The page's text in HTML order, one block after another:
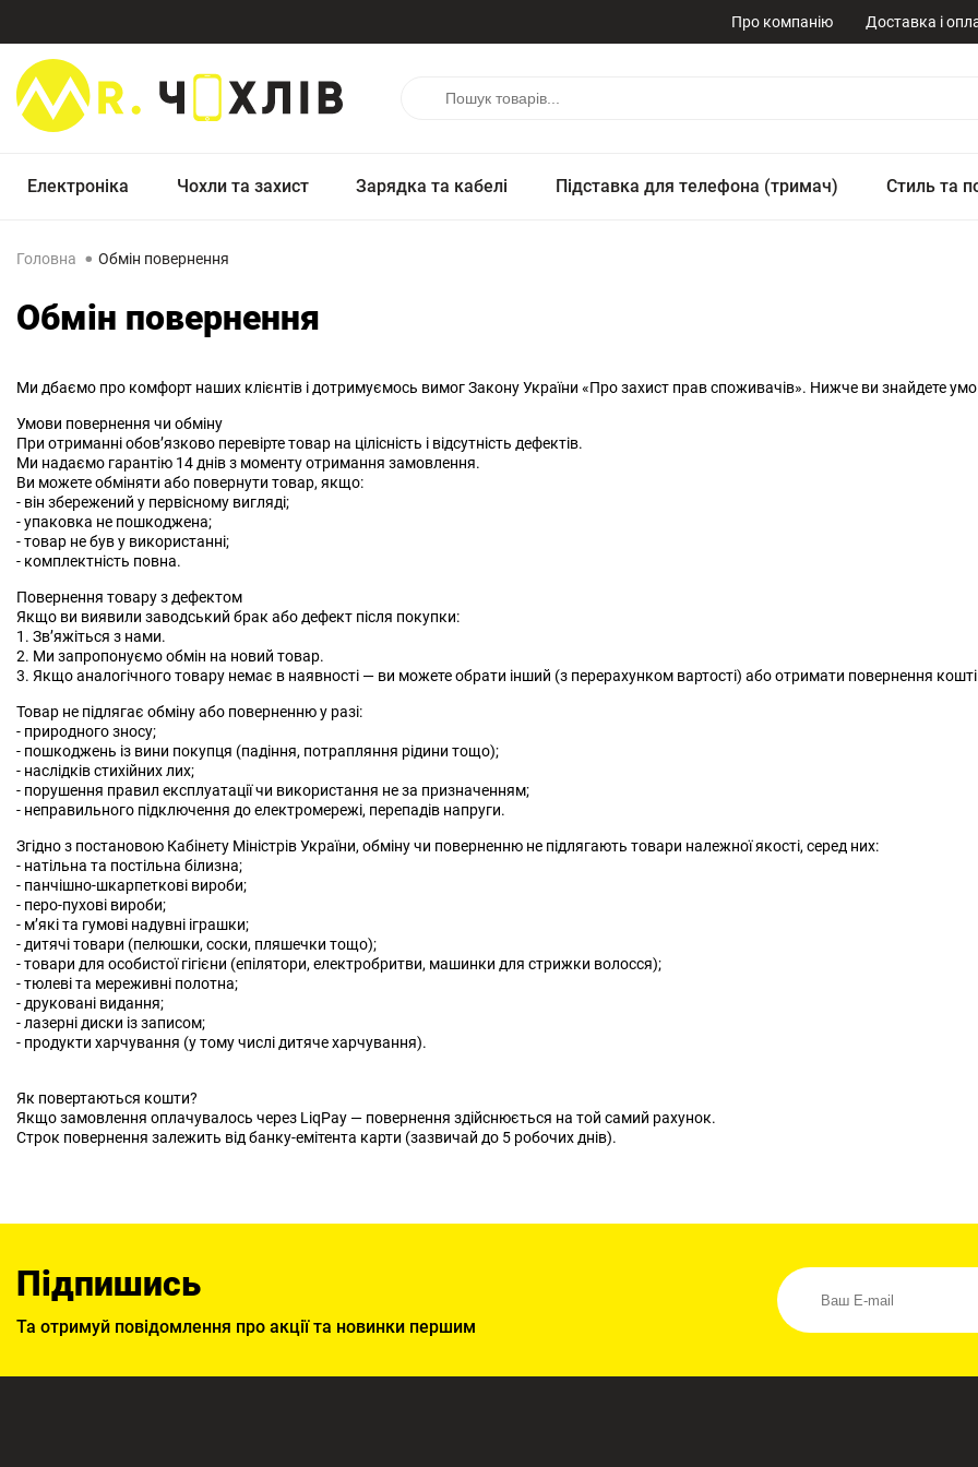
Про компанію Доставка і
Електроніка Чохли та захист Зарядка та кабелі Підставка для телефона (тримач) Стиль та
Головна Обмін повернення
Обмін повернення
Ми дбаємо про комфорт наших клієнтів і дотримуємось вимог Закону України «Про захист прав споживачів». Нижче ви знайдете
Умови повернення чи обміну
При отриманні обов’язково перевірте товар на цілісність і відсутність дефектів.
Ми надаємо гарантію 14 днів з моменту отримання замовлення.
Ви можете обміняти або повернути товар, якщо:
- він збережений у первісному вигляді;
- упаковка не пошкоджена;
- товар не був у використанні;
- комплектність повна.
Повернення товару з дефектом
Якщо ви виявили заводський брак або дефект після покупки:
1. Зв’яжіться з нами.
2. Ми запропонуємо обмін на новий товар.
3. Якщо аналогічного товару немає в наявності — ви можете обрати інший (з перерахунком вартості) або отримати повернення
Товар не підлягає обміну або поверненню у разі:
- природного зносу;
- пошкоджень із вини покупця (падіння, потрапляння рідини тощо);
- наслідків стихійних лих;
- порушення правил експлуатації чи використання не за призначенням;
- неправильного підключення до електромережі, перепадів напруги.
Згідно з постановою Кабінету Міністрів України, обміну чи поверненню не підлягають товари належної якості, серед них:
- натільна та постільна білизна;
- панчішно-шкарпеткові вироби;
- перо-пухові вироби;
- м’які та гумові надувні іграшки;
- дитячі товари (пелюшки, соски, пляшечки тощо);
- товари для особистої гігієни (епілятори, електробритви, машинки для стрижки волосся);
- тюлеві та мереживні полотна;
- друковані видання;
- лазерні диски із записом;
- продукти харчування (у тому числі дитяче харчування).
Як повертаються кошти?
Якщо замовлення оплачувалось через LiqPay — повернення здійснюється на той самий рахунок.
Строк повернення залежить від банку-емітента карти (зазвичай до 5 робочих днів).
Підпишись
Та отримуй повідомлення про акції та новинки першим